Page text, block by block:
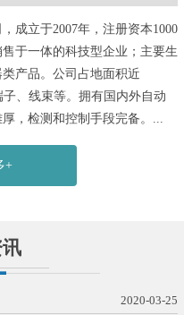
立于2007年，注册资本1000
于一体的科技型企业；主要生
产品。公司占地面积近
子、线束等。拥有国内外自动
，检测和控制手段完备。...
+
2020-03-25